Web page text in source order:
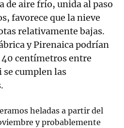
de aire frío, unida al paso
favorece que la nieve
relativamente bajas.
y Pirenaica podrían
centímetros entre
se cumplen las
heladas a partir del
y probablemente